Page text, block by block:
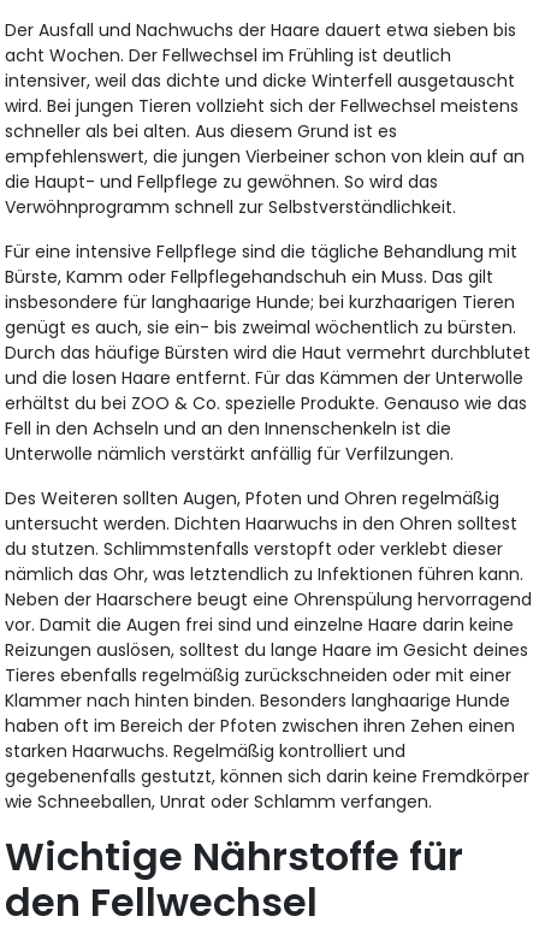
Der Ausfall und Nachwuchs der Haare dauert etwa sieben bis
acht Wochen. Der Fellwechsel im Frühling ist deutlich
intensiver, weil das dichte und dicke Winterfell ausgetauscht
wird. Bei jungen Tieren vollzieht sich der Fellwechsel meistens
schneller als bei alten. Aus diesem Grund ist es
empfehlenswert, die jungen Vierbeiner schon von klein auf an
die Haupt- und Fellpflege zu gewöhnen. So wird das
Verwöhnprogramm schnell zur Selbstverständlichkeit.
Für eine intensive Fellpflege sind die tägliche Behandlung mit
Bürste, Kamm oder Fellpflegehandschuh ein Muss. Das gilt
insbesondere für langhaarige Hunde; bei kurzhaarigen Tieren
genügt es auch, sie ein- bis zweimal wöchentlich zu bürsten.
Durch das häufige Bürsten wird die Haut vermehrt durchblutet
und die losen Haare entfernt. Für das Kämmen der Unterwolle
erhältst du bei ZOO & Co. spezielle Produkte. Genauso wie das
Fell in den Achseln und an den Innenschenkeln ist die
Unterwolle nämlich verstärkt anfällig für Verfilzungen.
Des Weiteren sollten Augen, Pfoten und Ohren regelmäßig
untersucht werden. Dichten Haarwuchs in den Ohren solltest
du stutzen. Schlimmstenfalls verstopft oder verklebt dieser
nämlich das Ohr, was letztendlich zu Infektionen führen kann.
Neben der Haarschere beugt eine Ohrenspülung hervorragend
vor. Damit die Augen frei sind und einzelne Haare darin keine
Reizungen auslösen, solltest du lange Haare im Gesicht deines
Tieres ebenfalls regelmäßig zurückschneiden oder mit einer
Klammer nach hinten binden. Besonders langhaarige Hunde
haben oft im Bereich der Pfoten zwischen ihren Zehen einen
starken Haarwuchs. Regelmäßig kontrolliert und
gegebenenfalls gestutzt, können sich darin keine Fremdkörper
wie Schneeballen, Unrat oder Schlamm verfangen.
Wichtige Nährstoffe für
den Fellwechsel